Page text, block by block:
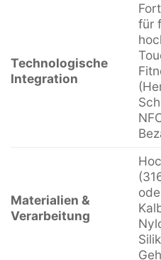
Technologische
Integration
für
Materialien &
Verarbeitung